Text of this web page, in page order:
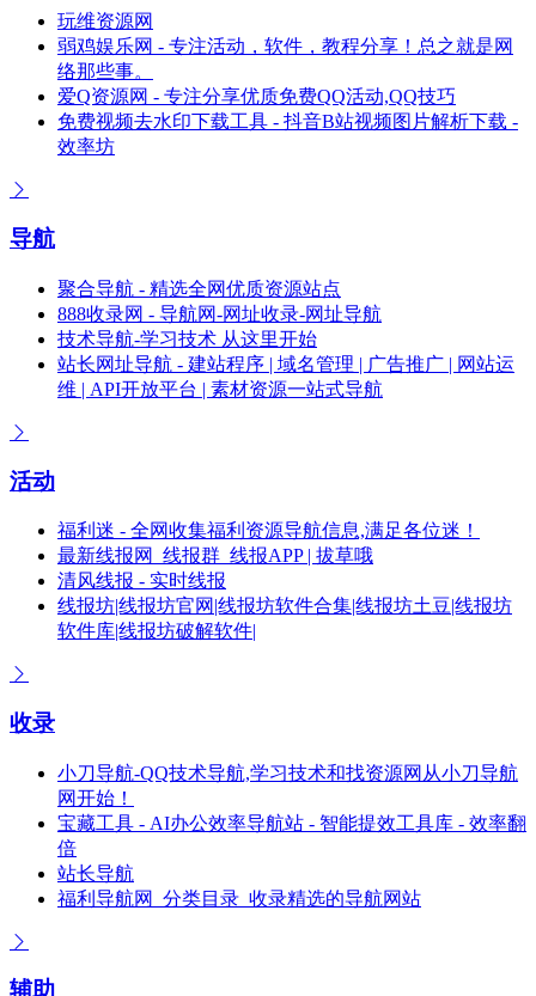
玩维资源网
弱鸡娱乐网 - 专注活动，软件，教程分享！总之就是网
络那些事。
爱Q资源网 - 专注分享优质免费QQ活动,QQ技巧
免费视频去水印下载工具 - 抖音B站视频图片解析下载 -
效率坊
导航
聚合导航 - 精选全网优质资源站点
888收录网 - 导航网-网址收录-网址导航
技术导航-学习技术 从这里开始
站长网址导航 - 建站程序 | 域名管理 | 广告推广 | 网站运
维 | API开放平台 | 素材资源一站式导航
活动
福利迷 - 全网收集福利资源导航信息,满足各位迷！
最新线报网_线报群_线报APP | 拔草哦
清风线报 - 实时线报
线报坊|线报坊官网|线报坊软件合集|线报坊土豆|线报坊
软件库|线报坊破解软件|
收录
小刀导航-QQ技术导航,学习技术和找资源网从小刀导航
网开始！
宝藏工具 - AI办公效率导航站 - 智能提效工具库 - 效率翻
倍
站长导航
福利导航网_分类目录_收录精选的导航网站
辅助